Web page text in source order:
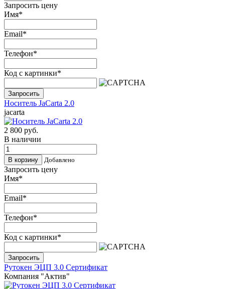
Запросить цену
Имя*
Email*
Телефон*
Код с картинки*
Запросить
Носитель JaCarta 2.0
jacarta
2 800 руб.
В наличии
Добавлено
Запросить цену
Имя*
Email*
Телефон*
Код с картинки*
Запросить
Рутокен ЭЦП 3.0 Сертификат
Компания "Актив"